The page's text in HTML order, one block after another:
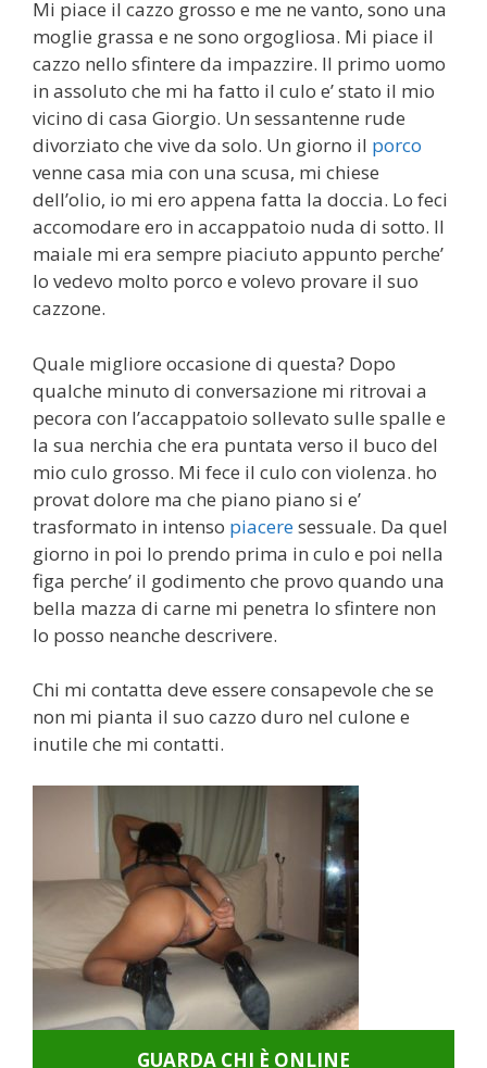
Mi piace il cazzo grosso e me ne vanto, sono una
moglie grassa e ne sono orgogliosa. Mi piace il
cazzo nello sfintere da impazzire. Il primo uomo
in assoluto che mi ha fatto il culo e’ stato il mio
vicino di casa Giorgio. Un sessantenne rude
divorziato che vive da solo. Un giorno il porco
venne casa mia con una scusa, mi chiese
dell’olio, io mi ero appena fatta la doccia. Lo feci
accomodare ero in accappatoio nuda di sotto. Il
maiale mi era sempre piaciuto appunto perche’
lo vedevo molto porco e volevo provare il suo
cazzone.
Quale migliore occasione di questa? Dopo
qualche minuto di conversazione mi ritrovai a
pecora con l’accappatoio sollevato sulle spalle e
la sua nerchia che era puntata verso il buco del
mio culo grosso. Mi fece il culo con violenza. ho
provat dolore ma che piano piano si e’
trasformato in intenso piaceresessuale. Da quel
giorno in poi lo prendo prima in culo e poi nella
figa perche’ il godimento che provo quando una
bella mazza di carne mi penetra lo sfintere non
lo posso neanche descrivere.
Chi mi contatta deve essere consapevole che se
non mi pianta il suo cazzo duro nel culone e
inutile che mi contatti.
GUARDA CHI È ONLINE